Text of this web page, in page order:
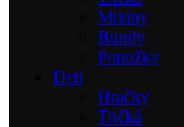
Mikiny
Bundy
Ponožky
Deti
Hračky
Tričká